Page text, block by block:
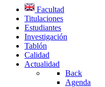
Facultad
Titulaciones
Estudiantes
Investigación
Tablón
Calidad
Actualidad
Back
Agenda